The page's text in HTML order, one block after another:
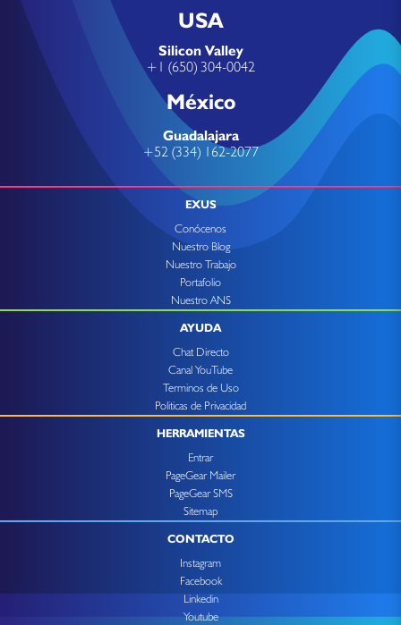
USA
Silicon Valley
+1 (650) 304-0042
México
Guadalajara
+52 (334) 162-2077
EXUS
Conócenos
Nuestro Blog
Nuestro Trabajo
Portafolio
Nuestro ANS
AYUDA
Chat Directo
Canal YouTube
Terminos de Uso
Politicas de Privacidad
HERRAMIENTAS
Entrar
PageGear Mailer
PageGear SMS
Sitemap
CONTACTO
Instagram
Facebook
Linkedin
Youtube